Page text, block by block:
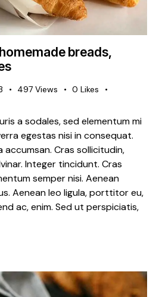
breads,
497 Views 0 Likes
a sodales, sed elementum mi
egestas nisi in consequat.
accumsan. Cras sollicitudin,
Integer tincidunt. Cras
semper nisi. Aenean
Aenean leo ligula, porttitor eu,
ac, enim. Sed ut perspiciatis,